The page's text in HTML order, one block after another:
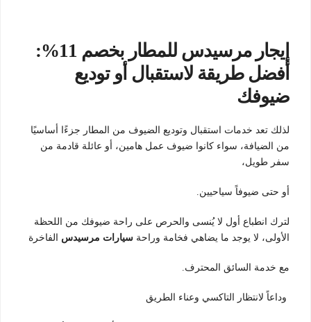
إيجار مرسيدس للمطار بخصم 11%:
أفضل طريقة لاستقبال أو توديع
ضيوفك
لذلك تعد خدمات استقبال وتوديع الضيوف من المطار جزءًا أساسيًا
من الضيافة، سواء كانوا ضيوف عمل هامين، أو عائلة قادمة من
سفر طويل،
أو حتى ضيوفاً سياحيين.
لترك انطباع أول لا يُنسى والحرص على راحة ضيوفك من اللحظة
الأولى، لا يوجد ما يضاهي فخامة وراحة سيارات مرسيدس الفاخرة
مع خدمة السائق المحترف.
وداعاً لانتظار التاكسي وعناء الطريق